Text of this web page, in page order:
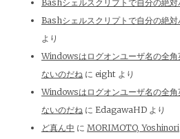
Bashシェルスクリプトで自分の絶対
Bashシェルスクリプトで自分の絶対
より
Windowsはログオンユーザ名の全角
ないのだね に eight より
Windowsはログオンユーザ名の全角
ないのだね に EdagawaHD より
ど真ん中 に MORIMOTO, Yoshinori